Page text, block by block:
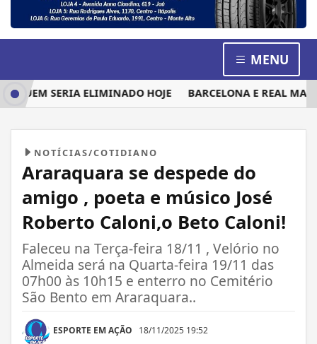
MENU
SERIA ELIMINADO HOJE BARCELONA E REAL MADRID
NOTÍCIAS/COTIDIANO
Araraquara se despede do
amigo , poeta e músico José
Roberto Caloni,o Beto Caloni!
Faleceu na Terça-feira 18/11 , Velório no
Almeida será na Quarta-feira 19/11 das
07h00 às 10h15 e enterro no Cemitério
São Bento em Araraquara..
ESPORTE EM AÇÃO 18/11/2025 19:52